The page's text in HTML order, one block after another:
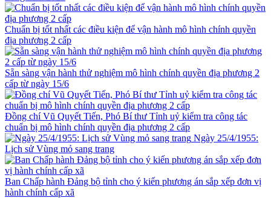
Chuẩn bị tốt nhất các điều kiện để vận hành mô hình chính quyền
địa phương 2 cấp
Sẵn sàng vận hành thử nghiệm mô hình chính quyền địa phương 2
cấp từ ngày 15/6
Đồng chí Vũ Quyết Tiến, Phó Bí thư Tỉnh uỷ kiểm tra công tác
chuẩn bị mô hình chính quyền địa phương 2 cấp
Ngày 25/4/1955:
Lịch sử Vùng mỏ sang trang
Ban Chấp hành Đảng bộ tỉnh cho ý kiến phương án sắp xếp đơn vị
hành chính cấp xã